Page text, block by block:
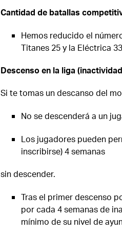
Cantidad de batallas
Hemos reducido el
Titanes 25 y la Eléctrica
Descenso en la liga
Si te tomas un descanso del
No se descenderá a un
Los jugadores pueden
inscribirse) 4 semanas
sin descender.
Tras el primer descenso
por cada 4 semanas de
mínimo de su nivel de